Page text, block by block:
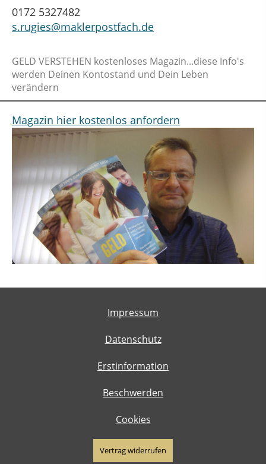
0172 5327482
s.rugies@maklerpostfach.de
GELD VERSTEHEN kostenloses Magazin...diese Info's
werden Deinen Kontostand und Dein Leben
verändern
Magazin hier kostenlos anfordern
Impressum
Datenschutz
Erstinformation
Beschwerden
Cookies
Vertrag widerrufen